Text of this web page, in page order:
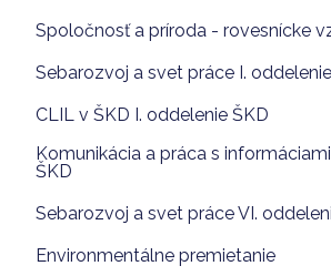
Spoločnosť a príroda - rovesnícke
Sebarozvoj a svet práce I.
CLIL v ŠKD I. oddelenie ŠKD
Komunikácia a práca s
ŠKD
Sebarozvoj a svet práce VI.
Environmentálne premietanie